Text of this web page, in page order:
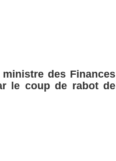
des Finances
le coup de rabot de